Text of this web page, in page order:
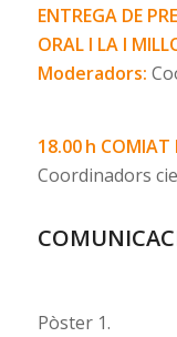
ENTREGA DE
ORAL I LA I
Moderadors:
18.00 h COMIAT
Coordinadors
Pòster 1.